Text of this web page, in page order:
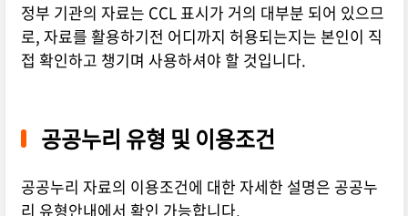
정부 기관의 자료는 CCL 표시가 거의 대부분 되어 있으므
로, 자료를 활용하기전 어디까지 허용되는지는 본인이 직
접 확인하고 챙기며 사용하셔야 할 것입니다.
공공누리 유형 및 이용조건
공공누리 자료의 이용조건에 대한 자세한 설명은 공공누
리 유형안내에서 확인 가능합니다.